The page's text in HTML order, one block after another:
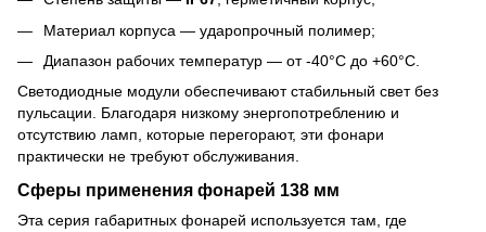
Материал корпуса — ударопрочный полимер;
Диапазон рабочих температур — от -40°C до +60°C.
Светодиодные модули обеспечивают стабильный свет без
пульсации. Благодаря низкому энергопотреблению и
отсутствию ламп, которые перегорают, эти фонари
практически не требуют обслуживания.
Сферы применения фонарей 138 мм
Эта серия габаритных фонарей используется там, где